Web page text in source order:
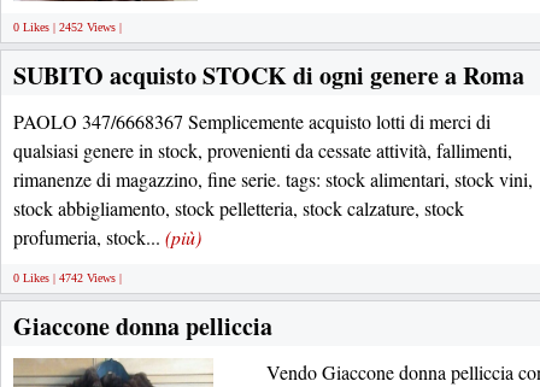
0 Likes | 2452 Views |
SUBITO acquisto STOCK di ogni genere a Roma
PAOLO 347/6668367 Semplicemente acquisto lotti di merci di
qualsiasi genere in stock, provenienti da cessate attività, fallimenti,
rimanenze di magazzino, fine serie. tags: stock alimentari, stock vini,
stock abbigliamento, stock pelletteria, stock calzature, stock
profumeria, stock... (più)
0 Likes | 4742 Views |
Giaccone donna pelliccia
Vendo Giaccone donna pelliccia